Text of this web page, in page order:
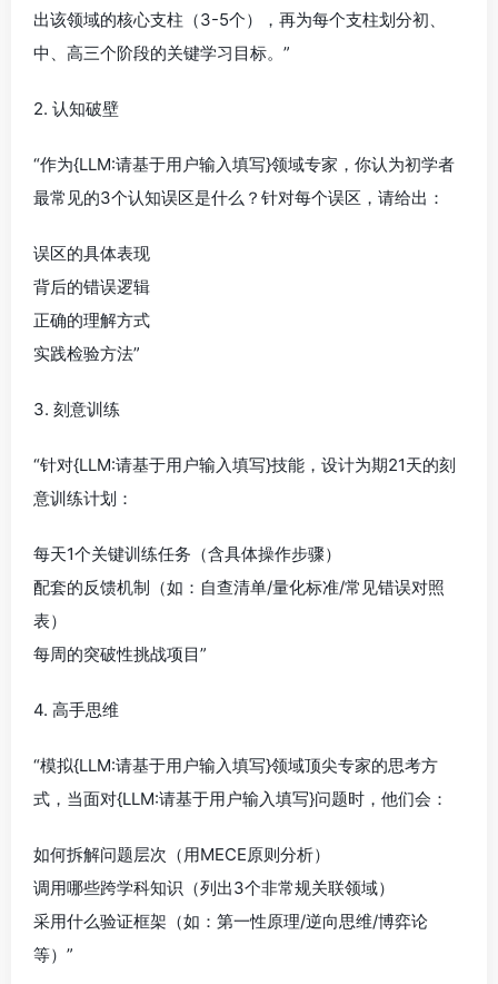
出该领域的核心支柱（3-5个），再为每个支柱划分初、
中、高三个阶段的关键学习目标。”
2. 认知破壁
“作为{LLM:请基于用户输入填写}领域专家，你认为初学者
最常见的3个认知误区是什么？针对每个误区，请给出：
误区的具体表现
背后的错误逻辑
正确的理解方式
实践检验方法”
3. 刻意训练
“针对{LLM:请基于用户输入填写}技能，设计为期21天的刻
意训练计划：
每天1个关键训练任务（含具体操作步骤）
配套的反馈机制（如：自查清单/量化标准/常见错误对照
表）
每周的突破性挑战项目”
4. 高手思维
“模拟{LLM:请基于用户输入填写}领域顶尖专家的思考方
式，当面对{LLM:请基于用户输入填写}问题时，他们会：
如何拆解问题层次（用MECE原则分析）
调用哪些跨学科知识（列出3个非常规关联领域）
采用什么验证框架（如：第一性原理/逆向思维/博弈论
等）”